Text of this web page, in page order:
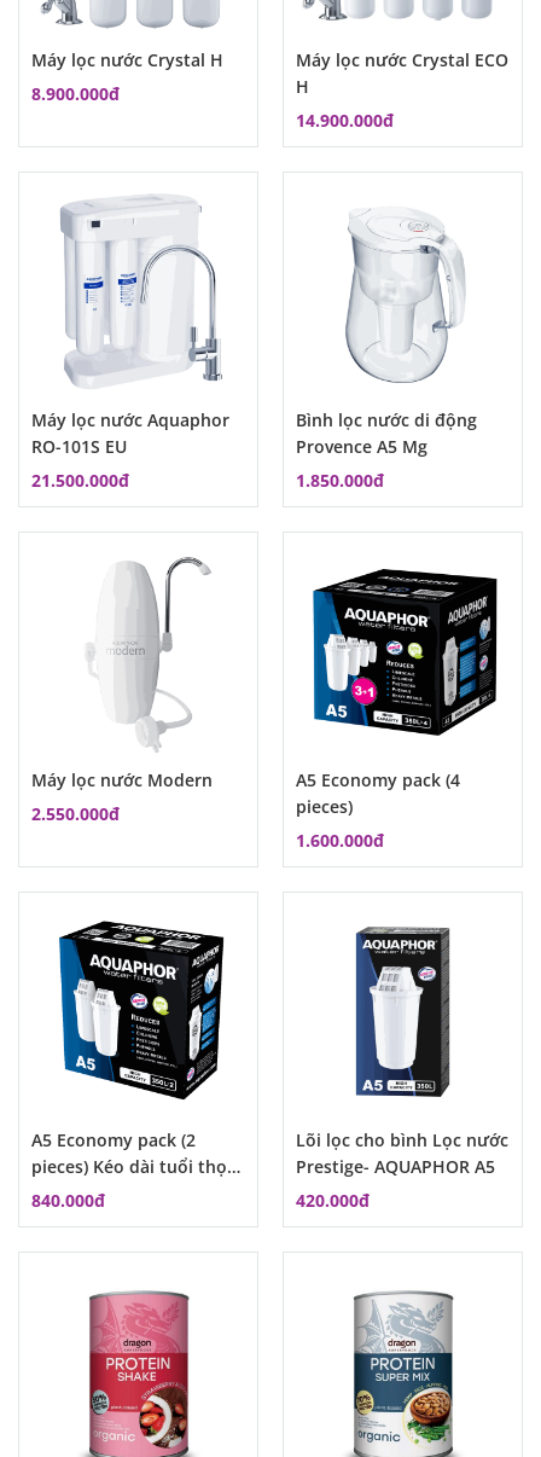
Máy lọc nước Crystal H
8.900.000đ
Máy lọc nước Crystal ECO
H
14.900.000đ
Máy lọc nước Aquaphor
RO-101S EU
21.500.000đ
Bình lọc nước di động
Provence A5 Mg
1.850.000đ
Máy lọc nước Modern
2.550.000đ
A5 Economy pack (4
pieces)
1.600.000đ
A5 Economy pack (2
pieces) Kéo dài tuổi thọ
lõi lọc ở trong nước đục
840.000đ
Lõi lọc cho bình Lọc nước
Prestige- AQUAPHOR A5
420.000đ